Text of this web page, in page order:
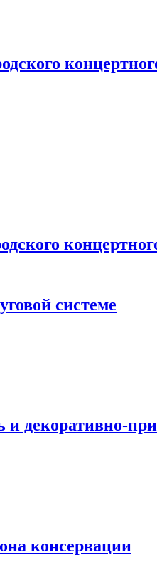
концертного
системе
декоративно-
консервации